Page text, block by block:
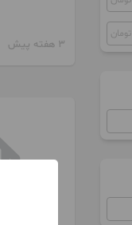
تومان
3 هفته پیش